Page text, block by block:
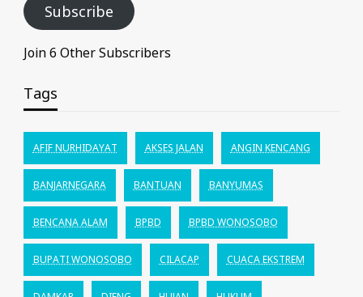
Subscribe
Join 6 Other Subscribers
Tags
AFIF NURHIDAYAT AKSES JALAN ANGIN KENCANG
BANJARNEGARA BANTUAN BANYUMAS
BENCANA ALAM BPBD BPBD WONOSOBO
BUPATI WONOSOBO CILACAP CUACA EKSTREM